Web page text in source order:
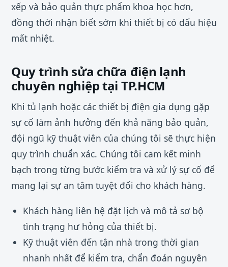
xếp và bảo quản thực phẩm khoa học hơn,
đồng thời nhận biết sớm khi thiết bị có dấu hiệu
mất nhiệt.
Quy trình sửa chữa điện lạnh
chuyên nghiệp tại TP.HCM
Khi tủ lạnh hoặc các thiết bị điện gia dụng gặp
sự cố làm ảnh hưởng đến khả năng bảo quản,
đội ngũ kỹ thuật viên của chúng tôi sẽ thực hiện
quy trình chuẩn xác. Chúng tôi cam kết minh
bạch trong từng bước kiểm tra và xử lý sự cố để
mang lại sự an tâm tuyệt đối cho khách hàng.
Khách hàng liên hệ đặt lịch và mô tả sơ bộ
tình trạng hư hỏng của thiết bị.
Kỹ thuật viên đến tận nhà trong thời gian
nhanh nhất để kiểm tra, chẩn đoán nguyên